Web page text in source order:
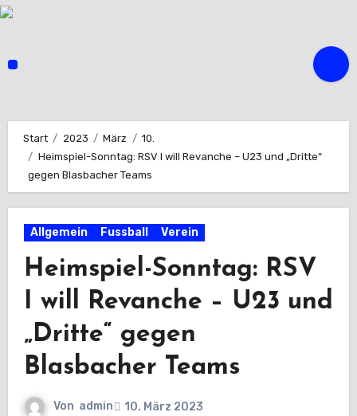
Zum
Start 2023 März
10.
Heimspiel-Sonntag: RSV I will Revanche – U23 und „Dritte“
gegen Blasbacher Teams
Allgemein Fussball Verein
Heimspiel-Sonntag: RSV
I will Revanche – U23 und
„Dritte“ gegen
Blasbacher Teams
Von admin 10. März 2023